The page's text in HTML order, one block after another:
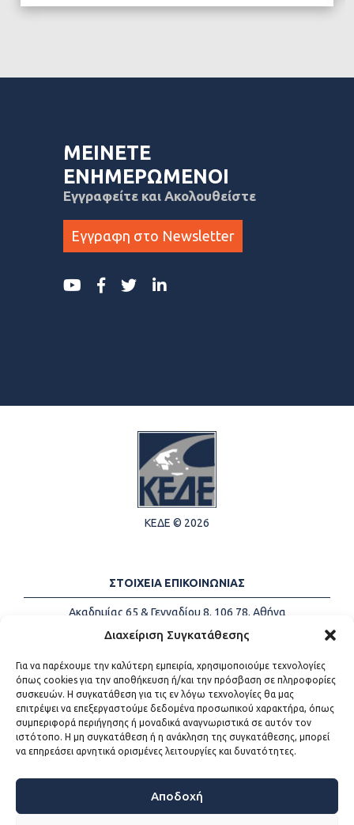
Διαχείριση Συγκατάθεσης
Για να παρέχουμε την καλύτερη εμπειρία, χρησιμοποιούμε τεχνολογίες
όπως cookies για την αποθήκευση ή/και την πρόσβαση σε πληροφορίες
συσκευών. Η συγκατάθεση για τις εν λόγω τεχνολογίες θα μας
επιτρέψει να επεξεργαστούμε δεδομένα προσωπικού χαρακτήρα, όπως
συμπεριφορά περιήγησης ή μοναδικά αναγνωριστικά σε αυτόν τον
ιστότοπο. Η μη συγκατάθεση ή η ανάκληση της συγκατάθεσης, μπορεί
να επηρεάσει αρνητικά ορισμένες λειτουργίες και δυνατότητες.
Αποδοχή
ΜΕΙΝΕΤΕ
ΕΝΗΜΕΡΩΜΕΝΟΙ
Εγγραφείτε και Ακολουθείστε
Εγγραφη στο Newsletter
ΚΕΔΕ © 2026
ΣΤΟΙΧΕΙΑ ΕΠΙΚΟΙΝΩΝΙΑΣ
Ακαδημίας 65 & Γενναδίου 8, 106 78, Αθήνα
Τηλέφωνα:
+30 213-2147500
Email:
info@kede.gr
ΧΡΗΣΙΜΟΙ ΣΥΝΔΕΣΜΟΙ
Η ΚΕΔΕ
Sitemap
Προσβασιμότητα
Όροι χρήσης